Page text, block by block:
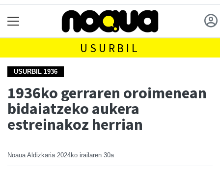
USURBIL
USURBIL 1936
1936ko gerraren oroimenean
bidaiatzeko aukera
estreinakoz herrian
Noaua Aldizkaria 2024ko irailaren 30a